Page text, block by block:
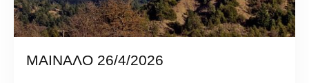
ΜΑΙΝΑΛΟ 26/4/2026